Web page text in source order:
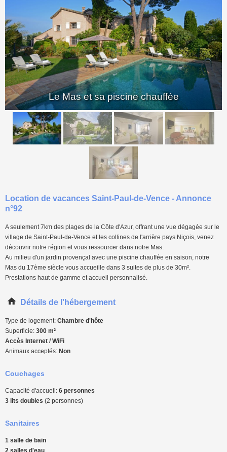
Le Mas et sa piscine chauffée
< >
Location de vacances Saint-Paul-de-Vence - Annonce
n°92
A seulement 7km des plages de la Côte d'Azur, offrant une vue dégagée sur le
village de Saint-Paul-de-Vence et les collines de l'arrière pays Niçois, venez
découvrir notre région et vous ressourcer dans notre Mas.
Au milieu d'un jardin provençal avec une piscine chauffée en saison, notre
Mas du 17ème siècle vous accueille dans 3 suites de plus de 30m².
Prestations haut de gamme et accueil personnalisé.
Détails de l'hébergement
Type de logement: Chambre d'hôte
Superficie: 300 m²
Accès Internet / WiFi
Animaux acceptés: Non
Couchages
Capacité d'accueil: 6 personnes
3 lits doubles (2 personnes)
Sanitaires
1 salle de bain
2 salles d'eau